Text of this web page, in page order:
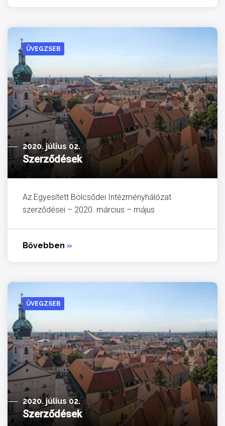
ÜVEGZSEB
2020. július 02.
Szerződések
Az Egyesített Bölcsődei Intézményhálózat
szerződései – 2020. március – május
Bővebben »
ÜVEGZSEB
2020. július 02.
Szerződések